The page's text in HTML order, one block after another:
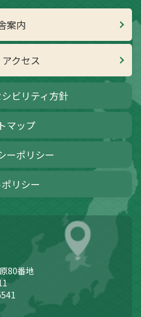
案内
クセス
ビリティ方針
マップ
ーポリシー
リシー
80番地